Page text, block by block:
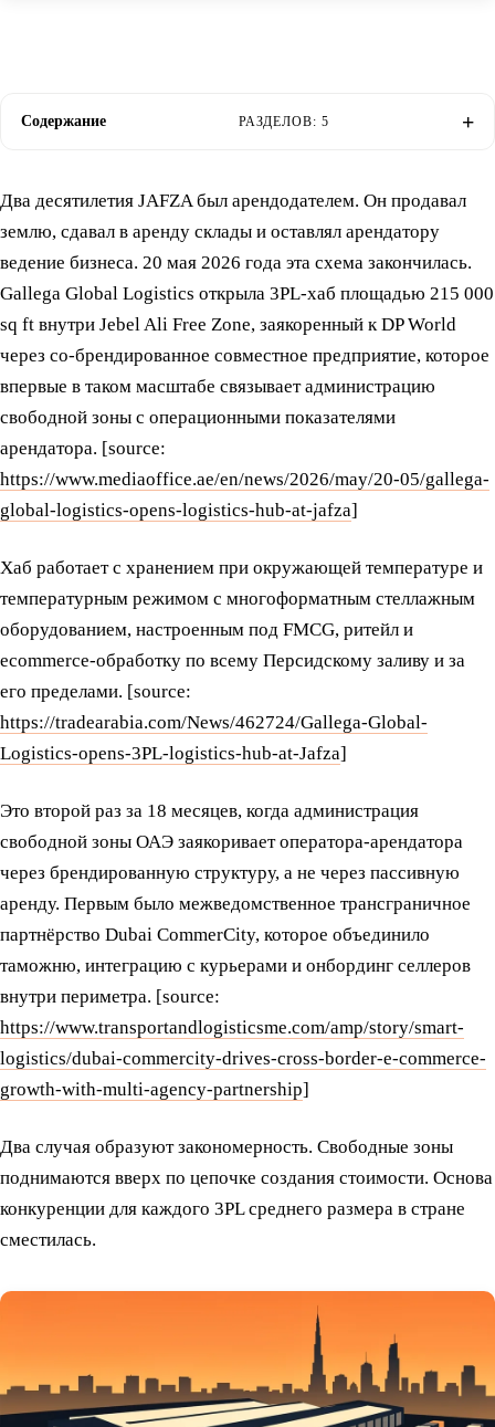
Содержание РАЗДЕЛОВ: 5
Два десятилетия JAFZA был арендодателем. Он продавал
землю, сдавал в аренду склады и оставлял арендатору
ведение бизнеса. 20 мая 2026 года эта схема закончилась.
Gallega Global Logistics открыла 3PL-хаб площадью 215 000
sq ft внутри Jebel Ali Free Zone, заякоренный к DP World
через со-брендированное совместное предприятие, которое
впервые в таком масштабе связывает администрацию
свободной зоны с операционными показателями
арендатора. [source:
https://www.mediaoffice.ae/en/news/2026/may/20-05/gallega-
global-logistics-opens-logistics-hub-at-jafza]
Хаб работает с хранением при окружающей температуре и
температурным режимом с многоформатным стеллажным
оборудованием, настроенным под FMCG, ритейл и
ecommerce-обработку по всему Персидскому заливу и за
его пределами. [source:
https://tradearabia.com/News/462724/Gallega-Global-
Logistics-opens-3PL-logistics-hub-at-Jafza]
Это второй раз за 18 месяцев, когда администрация
свободной зоны ОАЭ заякоривает оператора-арендатора
через брендированную структуру, а не через пассивную
аренду. Первым было межведомственное трансграничное
партнёрство Dubai CommerCity, которое объединило
таможню, интеграцию с курьерами и онбординг селлеров
внутри периметра. [source:
https://www.transportandlogisticsme.com/amp/story/smart-
logistics/dubai-commercity-drives-cross-border-e-commerce-
growth-with-multi-agency-partnership]
Два случая образуют закономерность. Свободные зоны
поднимаются вверх по цепочке создания стоимости. Основа
конкуренции для каждого 3PL среднего размера в стране
сместилась.